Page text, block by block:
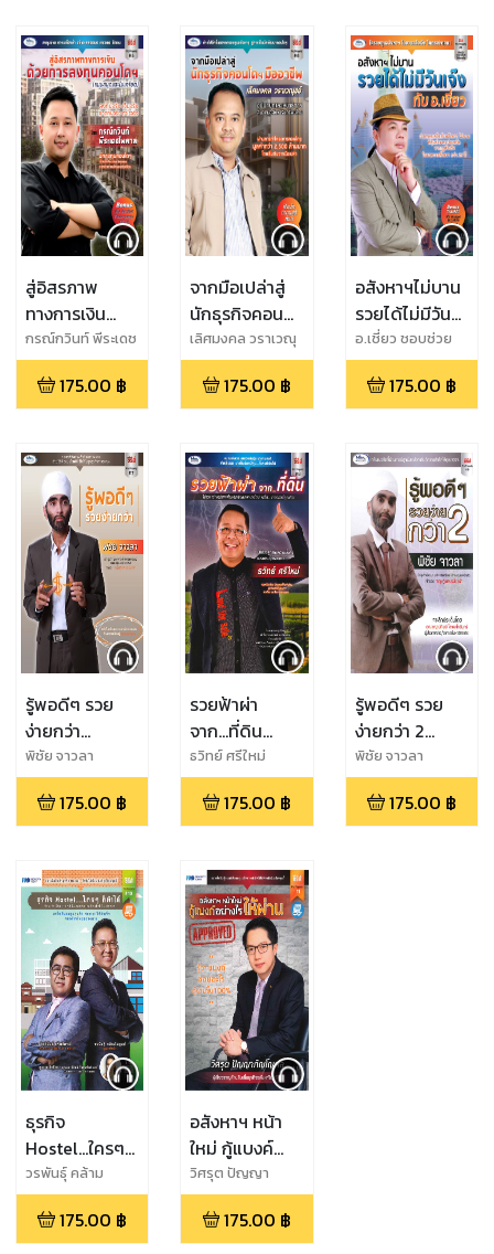
สู่อิสรภาพ
ทางการเงิน
ด้วยการลงทุน
คอนโดฯ (แบบ
สนุกและไม่
(หนังสือเสียง)
กรณ์กวินท์ พีระเดช
ไพศาล
175.00 ฿
จากมือเปล่าสู่
นักธุรกิจคอน
โดฯมืออาชีพ
(หนังสือเสียง)
เลิศมงคล วราเวณุ
ชย์
175.00 ฿
อสังหาฯไม่บาน
รวยได้ไม่มีวัน
เจ๊งกับ อ.เชี่ยว
(หนังสือเสียง)
อ.เชี่ยว ชอบช่วย
(ดร.ภัทรพล เวทย
สุภรณ์)175.00 ฿
รู้พอดีๆ รวย
ง่ายกว่า
(หนังสือเสียง)
พิชัย จาวลา
175.00 ฿
รวยฟ้าผ่า
จาก...ที่ดิน
(หนังสือเสียง)
ธวิทย์ ศรีใหม่
175.00 ฿
รู้พอดีๆ รวย
ง่ายกว่า 2
(หนังสือเสียง)
พิชัย จาวลา
175.00 ฿
ธุรกิจ
Hostel...ใครๆ
ก็ทำได้ (หนังสือ
เสียง)
วรพันธุ์ คล้าม
ไพบูลย์,จิตติพันธ์
ศรีกสิกรณ์
175.00 ฿
อสังหาฯ หน้า
ใหม่ กู้แบงค์
อย่างไรให้ผ่าน
(หนังสือเสียง)
วิศรุต ปัญญา
ภิญโญผล
175.00 ฿